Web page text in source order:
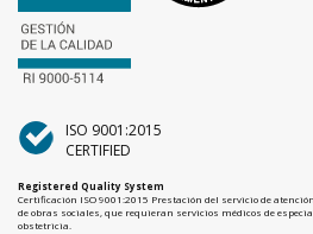
ISO 9001:2015
CERTIFIED
Registered Quality System
Certificación ISO 9001:2015 Prestación del servicio de
de obras sociales, que requieran servicios médicos de
obstetricia.